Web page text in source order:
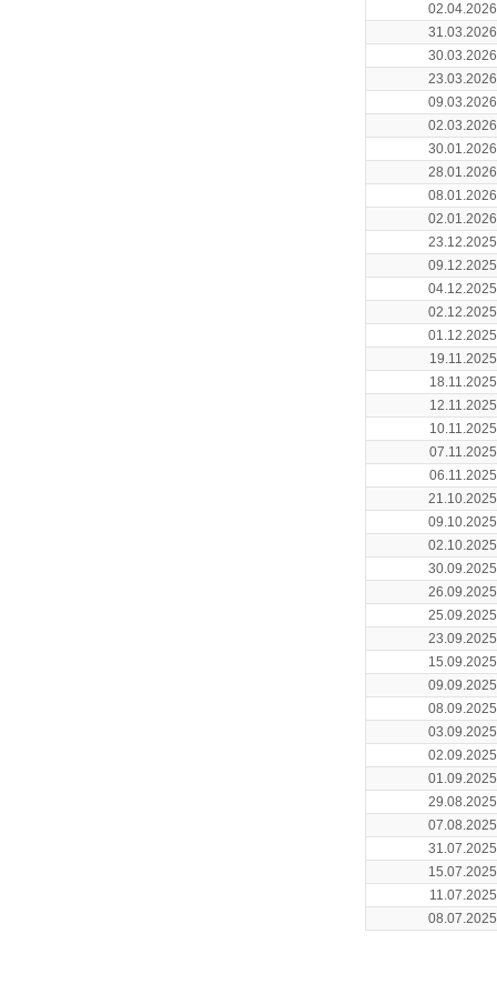
02.04.2026
31.03.2026
30.03.2026
23.03.2026
09.03.2026
02.03.2026
30.01.2026
28.01.2026
08.01.2026
02.01.2026
23.12.2025
09.12.2025
04.12.2025
02.12.2025
01.12.2025
19.11.2025
18.11.2025
12.11.2025
10.11.2025
07.11.2025
06.11.2025
21.10.2025
09.10.2025
02.10.2025
30.09.2025
26.09.2025
25.09.2025
23.09.2025
15.09.2025
09.09.2025
08.09.2025
03.09.2025
02.09.2025
01.09.2025
29.08.2025
07.08.2025
31.07.2025
15.07.2025
11.07.2025
08.07.2025